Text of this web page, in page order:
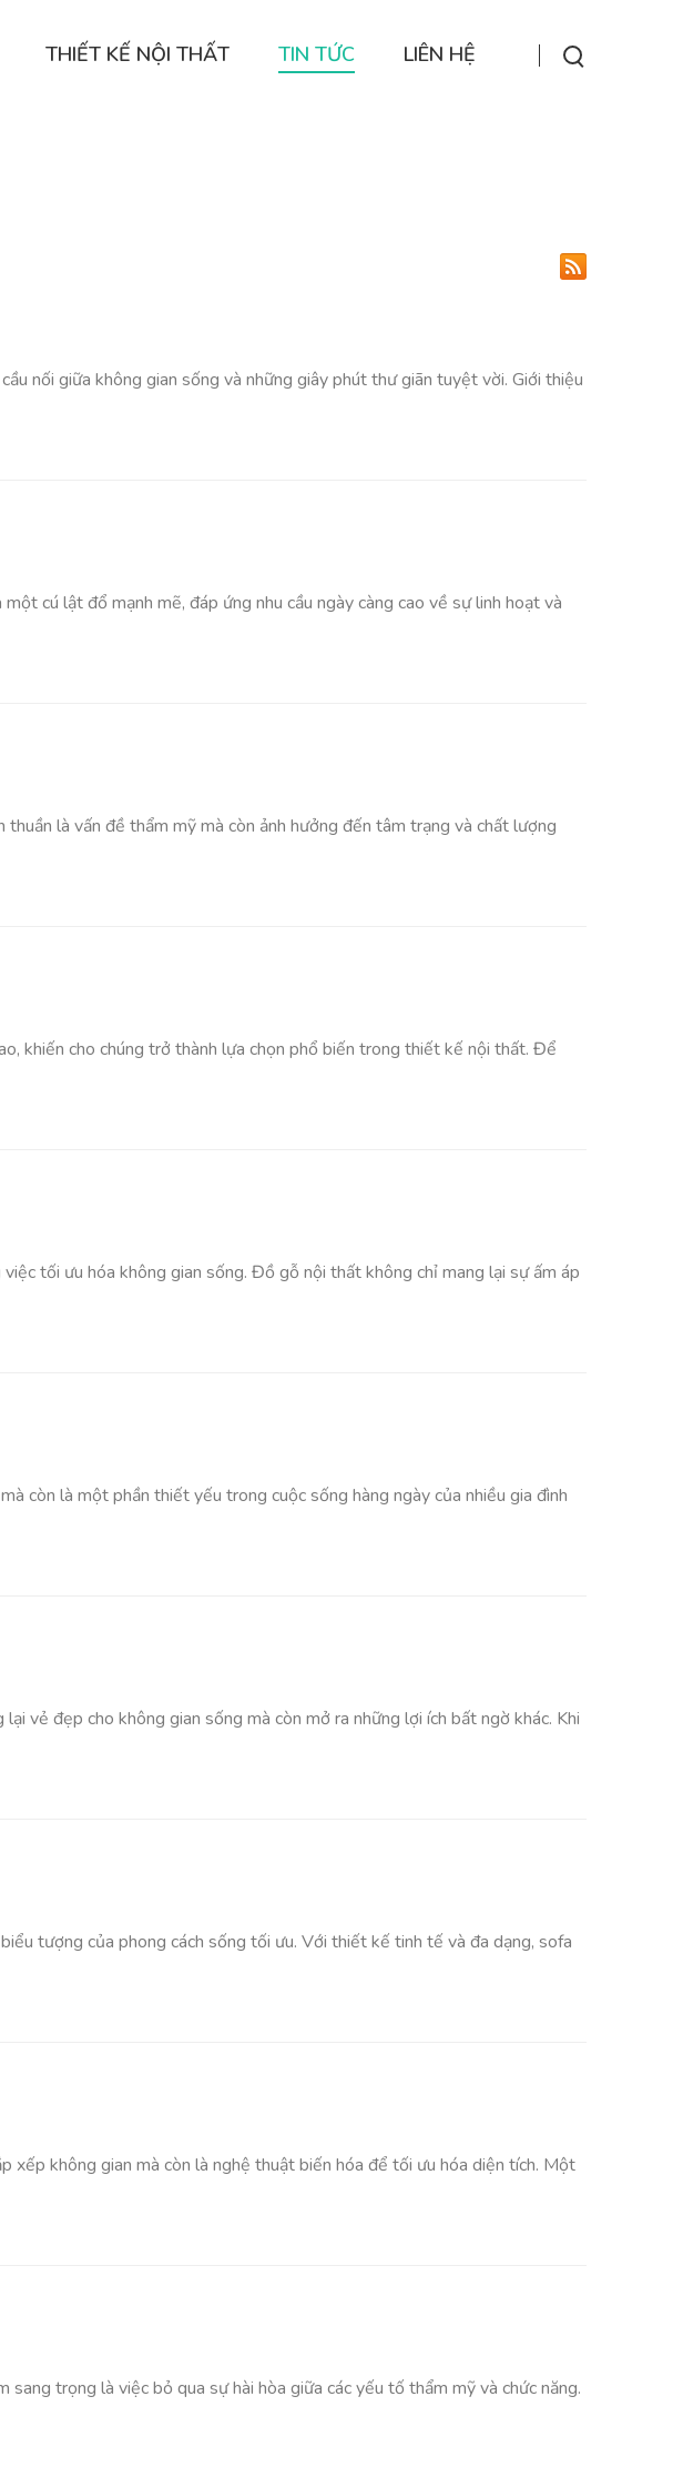
THIẾT KẾ NỘI THẤT TIN TỨC LIÊN HỆ
nối giữa không gian sống và những giây phút thư giãn tuyệt vời. Giới thiệu
cú lật đổ mạnh mẽ, đáp ứng nhu cầu ngày càng cao về sự linh hoạt và
là vấn đề thẩm mỹ mà còn ảnh hưởng đến tâm trạng và chất lượng
khiến cho chúng trở thành lựa chọn phổ biến trong thiết kế nội thất. Để
tối ưu hóa không gian sống. Đồ gỗ nội thất không chỉ mang lại sự ấm áp
còn là một phần thiết yếu trong cuộc sống hàng ngày của nhiều gia đình
vẻ đẹp cho không gian sống mà còn mở ra những lợi ích bất ngờ khác. Khi
tượng của phong cách sống tối ưu. Với thiết kế tinh tế và đa dạng, sofa
xếp không gian mà còn là nghệ thuật biến hóa để tối ưu hóa diện tích. Một
trọng là việc bỏ qua sự hài hòa giữa các yếu tố thẩm mỹ và chức năng.